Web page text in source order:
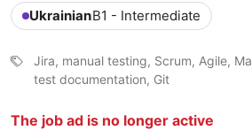
UkrainianB1 - Intermediate
Jira, manual testing, Scrum, Agile,
test documentation, Git
The job ad is no longer active